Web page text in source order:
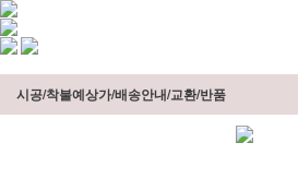
시공/착불예상가/배송안내/교환/반품